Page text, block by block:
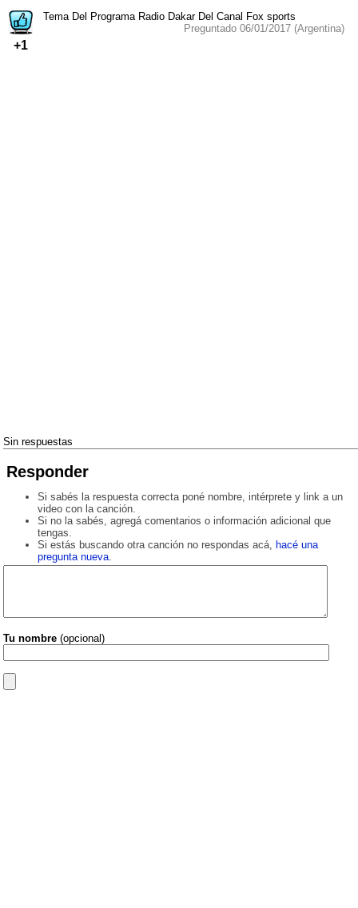
+1
Tema Del Programa Radio Dakar Del Canal Fox sports
Preguntado 06/01/2017 (Argentina)
Sin respuestas
Responder
Si sabés la respuesta correcta poné nombre, intérprete y link a un
video con la canción.
Si no la sabés, agregá comentarios o información adicional que
tengas.
Si estás buscando otra canción no respondas acá, hacé una
pregunta nueva.
Tu nombre (opcional)